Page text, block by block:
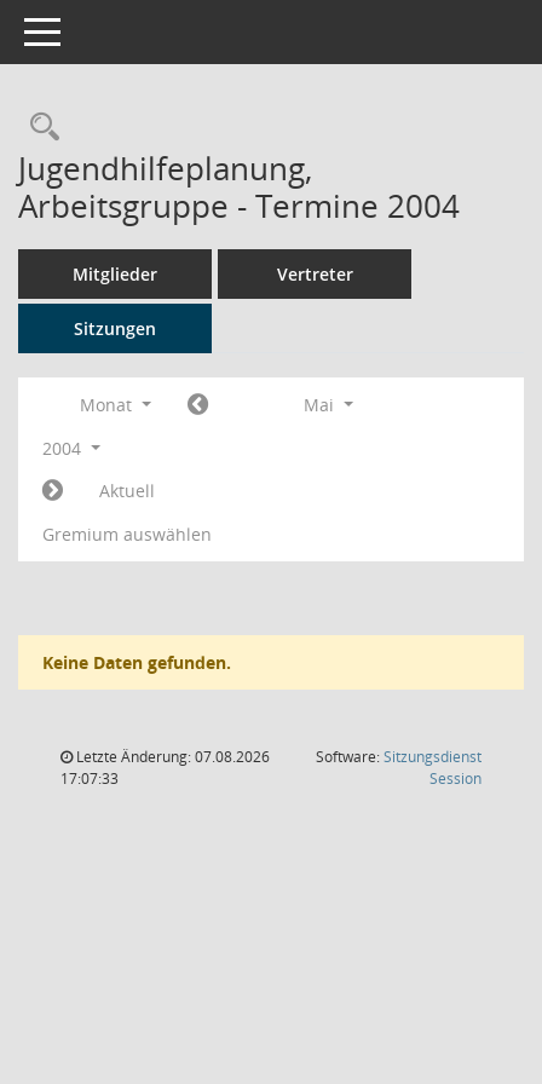
Toggle navigation
Rechercheauswahl
Jugendhilfeplanung,
Arbeitsgruppe - Termine 2004
Mitglieder Vertreter
Sitzungen
Monat
Mai
2004
Aktuell
Gremium auswählen
Keine Daten gefunden.
Letzte Änderung: 07.08.2026
17:07:33
Software:Sitzungsdienst
Session(Wird in